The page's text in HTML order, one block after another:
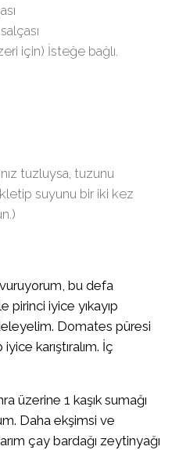
için) İsteğe bağlı.
tuzluysa, tuzunu
suyunu bir iki kez
bu defa
pirinci iyice yıkayıp
Domates püresi
karıştıralım. İç
üzerine 1 kaşık sumağı
Daha ekşimsi ve
çay bardağı zeytinyağı